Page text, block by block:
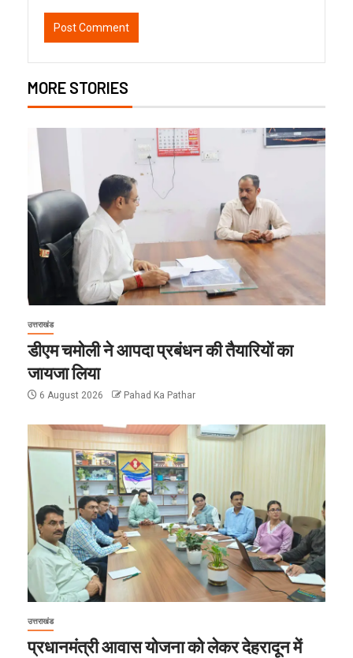
MORE STORIES
उत्तराखंड
डीएम चमोली ने आपदा प्रबंधन की तैयारियों का
जायजा लिया
6 August 2026 Pahad Ka Pathar
उत्तराखंड
प्रधानमंत्री आवास योजना को लेकर देहरादून में